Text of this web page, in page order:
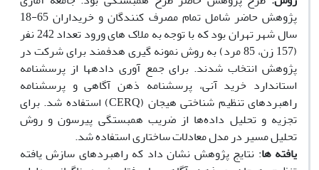
پژوهش حاضر شامل تمام مصرف کنندگان و خریداران 65-18
سال شهر تهران بود که با توجه به ملاک های ورود تعداد 242 نفر
(157 زن، 85 مرد) به روش نمونه گیری هدفمند برای شرکت در
پژوهش انتخاب شدند. برای جمع آوری داده­ها از پرسشنامه
استاندارد خرید آنی، پرسشنامه ذهن آگاهی و پرسشنامه
راهبردهای تنظیم شناختی هیجان (CERQ) استفاده شد. برای
تجزیه و تحلیل داده‌ها از ضریب همبستگی پیرسون و روش
تحلیل مسیر در مدل معادلات ساختاری استفاده شد.
یافته ­ها: نتایج پژوهش نشان داد که راهبردهای سازش یافته